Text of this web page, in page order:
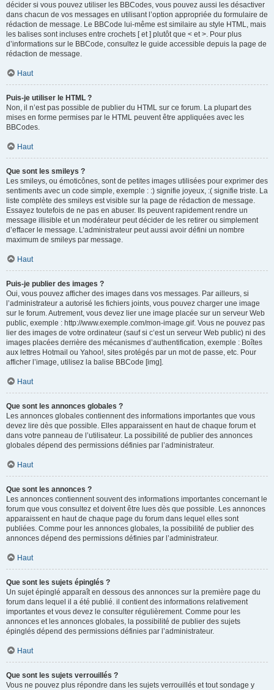
décider si vous pouvez utiliser les BBCodes, vous pouvez aussi les désactiver
dans chacun de vos messages en utilisant l’option appropriée du formulaire de
rédaction de message. Le BBCode lui-même est similaire au style HTML, mais
les balises sont incluses entre crochets [ et ] plutôt que < et >. Pour plus
d’informations sur le BBCode, consultez le guide accessible depuis la page de
rédaction de message.
Haut
Puis-je utiliser le HTML ?
Non, il n’est pas possible de publier du HTML sur ce forum. La plupart des
mises en forme permises par le HTML peuvent être appliquées avec les
BBCodes.
Haut
Que sont les smileys ?
Les smileys, ou émoticônes, sont de petites images utilisées pour exprimer des
sentiments avec un code simple, exemple : :) signifie joyeux, :( signifie triste. La
liste complète des smileys est visible sur la page de rédaction de message.
Essayez toutefois de ne pas en abuser. Ils peuvent rapidement rendre un
message illisible et un modérateur peut décider de les retirer ou simplement
d’effacer le message. L’administrateur peut aussi avoir défini un nombre
maximum de smileys par message.
Haut
Puis-je publier des images ?
Oui, vous pouvez afficher des images dans vos messages. Par ailleurs, si
l’administrateur a autorisé les fichiers joints, vous pouvez charger une image
sur le forum. Autrement, vous devez lier une image placée sur un serveur Web
public, exemple : http://www.exemple.com/mon-image.gif. Vous ne pouvez pas
lier des images de votre ordinateur (sauf si c’est un serveur Web public) ni des
images placées derrière des mécanismes d’authentification, exemple : Boîtes
aux lettres Hotmail ou Yahoo!, sites protégés par un mot de passe, etc. Pour
afficher l’image, utilisez la balise BBCode [img].
Haut
Que sont les annonces globales ?
Les annonces globales contiennent des informations importantes que vous
devez lire dès que possible. Elles apparaissent en haut de chaque forum et
dans votre panneau de l’utilisateur. La possibilité de publier des annonces
globales dépend des permissions définies par l’administrateur.
Haut
Que sont les annonces ?
Les annonces contiennent souvent des informations importantes concernant le
forum que vous consultez et doivent être lues dès que possible. Les annonces
apparaissent en haut de chaque page du forum dans lequel elles sont
publiées. Comme pour les annonces globales, la possibilité de publier des
annonces dépend des permissions définies par l’administrateur.
Haut
Que sont les sujets épinglés ?
Un sujet épinglé apparaît en dessous des annonces sur la première page du
forum dans lequel il a été publié. il contient des informations relativement
importantes et vous devez le consulter régulièrement. Comme pour les
annonces et les annonces globales, la possibilité de publier des sujets
épinglés dépend des permissions définies par l’administrateur.
Haut
Que sont les sujets verrouillés ?
Vous ne pouvez plus répondre dans les sujets verrouillés et tout sondage y